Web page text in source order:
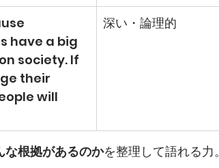
have a big
society. If
their
will
深い・論理的
な根拠があるのかを整理して語れる力。